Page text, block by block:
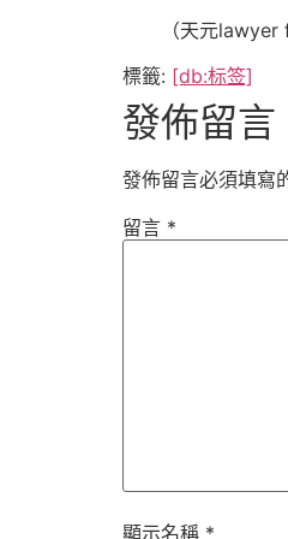
（天元lawyer
標籤: [db:标签]
發佈留言
發佈留言必須填寫
留言 *
顯示名稱 *